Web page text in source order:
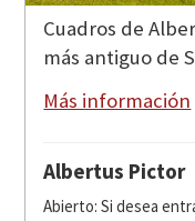
Cuadros de
más antiguo de
Más información
Albertus Pictor
Abierto: Si desea